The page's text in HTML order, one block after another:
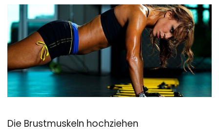
Die Brustmuskeln hochziehen